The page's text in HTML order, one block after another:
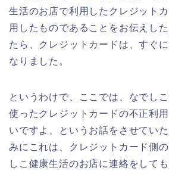
生活のお店で利用したクレジット
用したものであることをお伝えし
たら、クレジットカードは、すぐ
なりました。
というわけで、ここでは、なでし
使ったクレジットカードの不正利
いですよ、というお話をさせてい
みにこれは、クレジットカード側
しこ健康生活のお店に連絡をして